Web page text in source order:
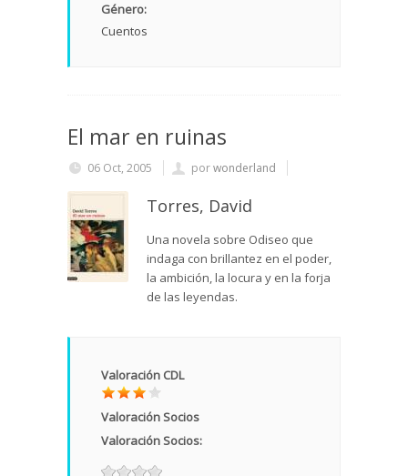
Género:
Cuentos
El mar en ruinas
06 Oct, 2005 porwonderland
Torres, David
Una novela sobre Odiseo que
indaga con brillantez en el poder,
la ambición, la locura y en la forja
de las leyendas.
Valoración CDL
Valoración Socios
Valoración Socios: